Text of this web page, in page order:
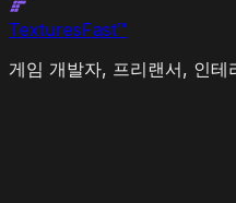
TexturesFast™
게임 개발자, 프리랜서, 인